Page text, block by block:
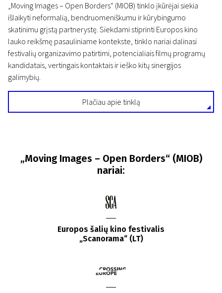
„Moving Images – Open Borders“ (MIOB) tinklo įkūrėjai siekia
išlaikyti neformalią, bendruomeniškumu ir kūrybingumo
skatinimu grįstą partnerystę. Siekdami stiprinti Europos kino
lauko reikšmę pasauliniame kontekste, tinklo nariai dalinasi
festivalių organizavimo patirtimi, potencialiais filmų programų
kandidatais, vertingais kontaktais ir ieško kitų sinergijos
galimybių.
Plačiau apie tinklą
„Moving Images – Open Borders“ (MIOB)
nariai:
Europos šalių kino festivalis
„Scanorama“ (LT)